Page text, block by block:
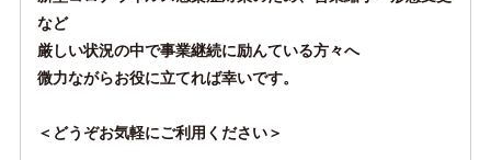
など
厳しい状況の中で事業継続に励んている方々へ
微力ながらお役に立てれば幸いです。
＜どうぞお気軽にご利用ください＞